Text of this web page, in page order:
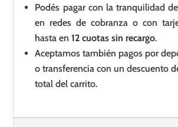
Podés pagar con la tranquilidad
en redes de cobranza o con
hasta en12 cuotas sin recargo.
Aceptamos también pagos por
o transferencia con un descuento
total del carrito.